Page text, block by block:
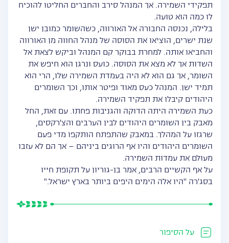
תפקידי השמירה. אך המנהל סירב והחברים החליטו להוכיח
לו כמה הוא טועה.
בלילה, נכנסה החבורה אל האורווה, כשהשומר כמובן ישן
שנת ישרים, הוציאו את הסוסה של מנהל החווה מן האורווה
והחביאו אותה. למחרת בבוקר קם המנהל וביקש לצאת אל
השדות אך לא מצא את הסוסה. כועס ונרגן הוא חיפש את
השומר, אך גם הוא לא היה בעמדת השמירה שלו, הרי הוא
תמיד ישן. המנהל כעס מאוד ופיטר אותו, וכך השומרים
היהודים קיבלו את תפקיד השמירה.
כעת השמירה היתה הדוקה והגניבות פחתו. עם זאת, החל
מאבק בין השומרים היהודים לבין הערבים והצ'רקסים,
שרגזו על המהלך. במאבק שהתפתח הותקפו מדי פעם
השומרים היהודים והיו אף הרוגים ביניהם – אך הם לא עזבו
מעולם את עמדות השמירה.
על אף הקשיים הרבים, אמר בן-גוריון על תקופת חייו
בסג'רה "היו אלה הימים היפים ביותר בארץ ישראל."
על הסיפור